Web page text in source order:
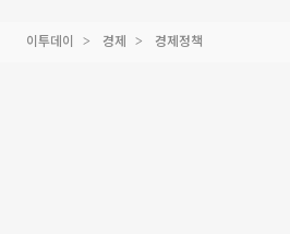
이투데이 경제 경제정책